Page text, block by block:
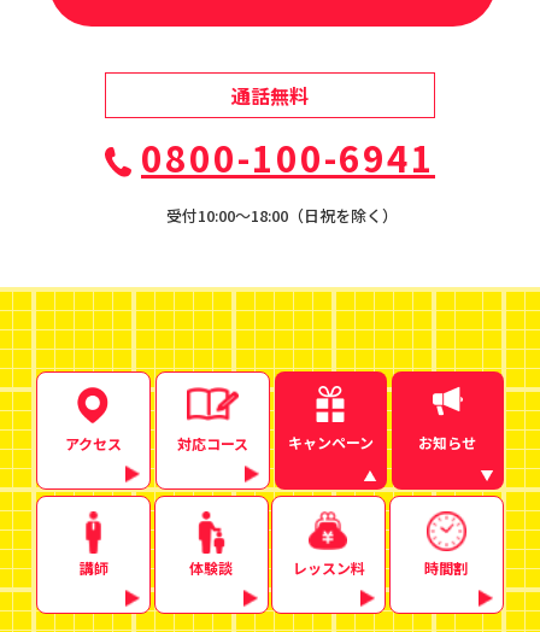
通話無料
0800-100-6941
受付10:00〜18:00（日祝を除く）
アクセス 対応コース キャンペーン お知らせ
講師 体験談 レッスン料 時間割